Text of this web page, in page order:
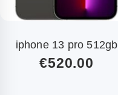
iphone 13 pro 512gb
€520.00